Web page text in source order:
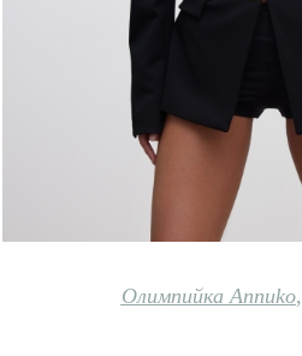
Олимпийка Annuko,